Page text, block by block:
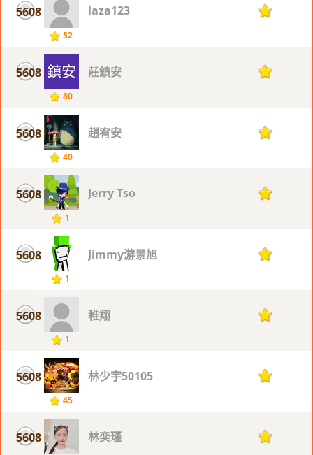
5608
52
laza123 1
5608
80
莊鎮安 1
5608
40
趙宥安 1
5608
1
Jerry Tso 1
5608
1
Jimmy游景旭 1
5608
1
稚翔 1
5608
45
林少宇50105 1
5608 林奕瑾 1